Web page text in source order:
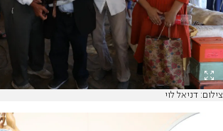
צילום: דניאל לוי